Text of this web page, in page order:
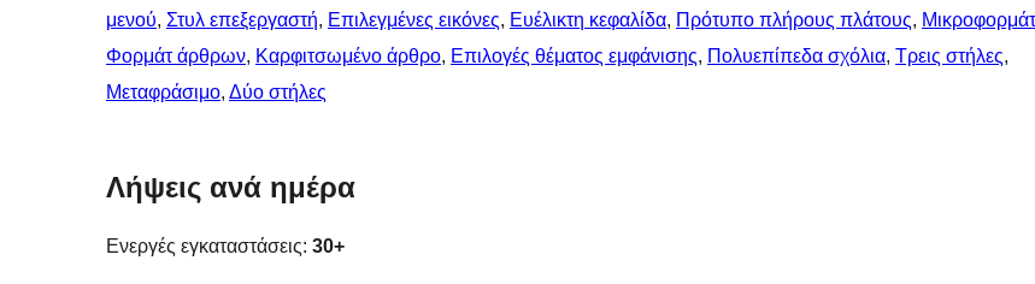
μενού, Στυλ επεξεργαστή, Επιλεγμένες εικόνες, Ευέλικτη κεφαλίδα, Πρότυπο πλήρους πλάτους, Μικροφορμάτ
Φορμάτ άρθρων, Καρφιτσωμένo άρθρo, Επιλογές θέματος εμφάνισης, Πολυεπίπεδα σχόλια, Τρεις στήλες
Μεταφράσιμο, Δύο στήλες
Λήψεις ανά ημέρα
Ενεργές εγκαταστάσεις: 30+